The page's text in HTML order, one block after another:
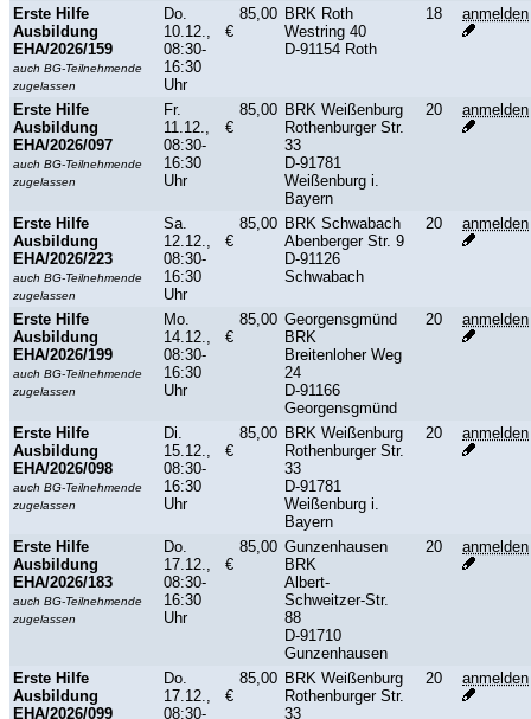
Erste Hilfe
Ausbildung
EHA/2026/159
auch BG-Teilnehmende
zugelassen
Do.
10.12.,
08:30-
16:30
Uhr
85,00
€
BRK Roth
Westring 40
D-91154 Roth
18 anmelden
Erste Hilfe
Ausbildung
EHA/2026/097
auch BG-Teilnehmende
zugelassen
Fr.
11.12.,
08:30-
16:30
Uhr
85,00
€
BRK Weißenburg
Rothenburger Str.
33
D-91781
Weißenburg i.
Bayern
20 anmelden
Erste Hilfe
Ausbildung
EHA/2026/223
auch BG-Teilnehmende
zugelassen
Sa.
12.12.,
08:30-
16:30
Uhr
85,00
€
BRK Schwabach
Abenberger Str. 9
D-91126
Schwabach
20 anmelden
Erste Hilfe
Ausbildung
EHA/2026/199
auch BG-Teilnehmende
zugelassen
Mo.
14.12.,
08:30-
16:30
Uhr
85,00
€
Georgensgmünd
BRK
Breitenloher Weg
24
D-91166
Georgensgmünd
20 anmelden
Erste Hilfe
Ausbildung
EHA/2026/098
auch BG-Teilnehmende
zugelassen
Di.
15.12.,
08:30-
16:30
Uhr
85,00
€
BRK Weißenburg
Rothenburger Str.
33
D-91781
Weißenburg i.
Bayern
20 anmelden
Erste Hilfe
Ausbildung
EHA/2026/183
auch BG-Teilnehmende
zugelassen
Do.
17.12.,
08:30-
16:30
Uhr
85,00
€
Gunzenhausen
BRK
Albert-
Schweitzer-Str.
88
D-91710
Gunzenhausen
20 anmelden
Erste Hilfe
Ausbildung
EHA/2026/099
Do.
17.12.,
08:30-
85,00
€
BRK Weißenburg
Rothenburger Str.
33
20 anmelden